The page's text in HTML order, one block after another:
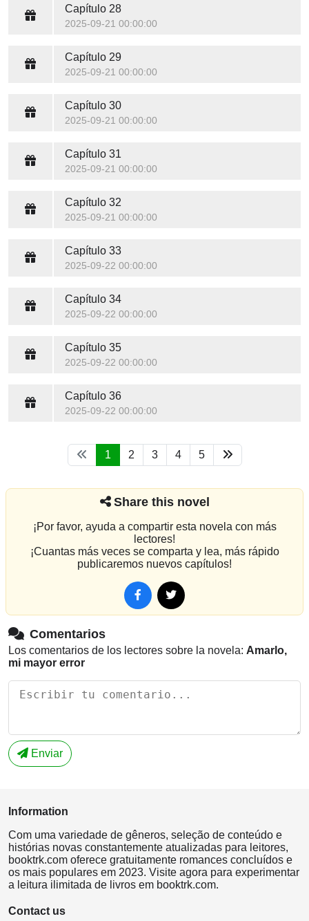
Capítulo 28
2025-09-21 00:00:00
Capítulo 29
2025-09-21 00:00:00
Capítulo 30
2025-09-21 00:00:00
Capítulo 31
2025-09-21 00:00:00
Capítulo 32
2025-09-21 00:00:00
Capítulo 33
2025-09-22 00:00:00
Capítulo 34
2025-09-22 00:00:00
Capítulo 35
2025-09-22 00:00:00
Capítulo 36
2025-09-22 00:00:00
1 2 3 4 5
Share this novel
¡Por favor, ayuda a compartir esta novela con más
lectores!
¡Cuantas más veces se comparta y lea, más rápido
publicaremos nuevos capítulos!
Comentarios
Los comentarios de los lectores sobre la novela: Amarlo,
mi mayor error
Enviar
Information
Com uma variedade de gêneros, seleção de conteúdo e
histórias novas constantemente atualizadas para leitores,
booktrk.com oferece gratuitamente romances concluídos e
os mais populares em 2023. Visite agora para experimentar
a leitura ilimitada de livros em booktrk.com.
Contact us